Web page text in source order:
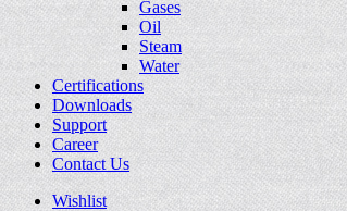
Gases
Oil
Steam
Water
Certifications
Downloads
Support
Career
Contact Us
Wishlist